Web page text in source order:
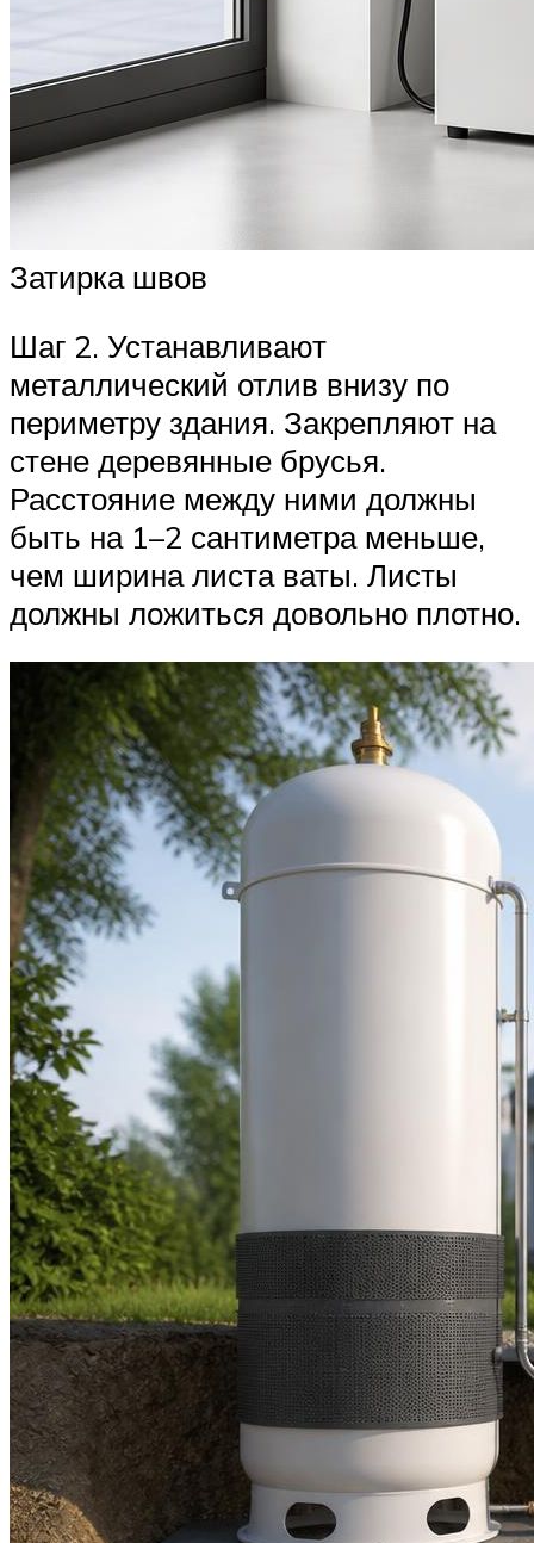
Затирка швов
Шаг 2. Устанавливают
металлический отлив внизу по
периметру здания. Закрепляют на
стене деревянные брусья.
Расстояние между ними должны
быть на 1–2 сантиметра меньше,
чем ширина листа ваты. Листы
должны ложиться довольно плотно.